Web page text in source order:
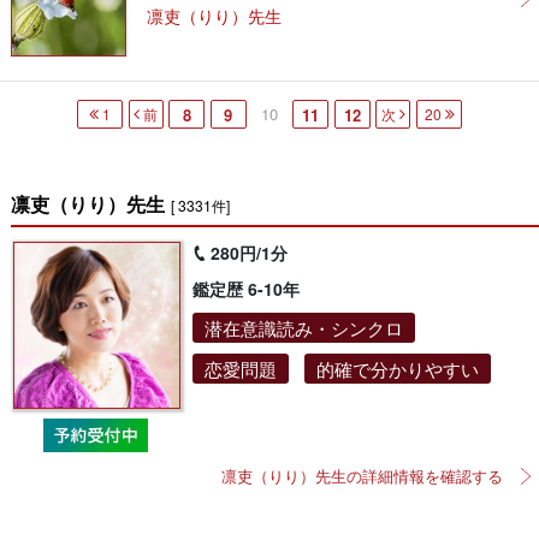
凛吏（りり）先生
1 前 8 9 10 11 12 次 20
凛吏（りり）先生 [ 3331件]
280円/1分
鑑定歴 6-10年
潜在意識読み・シンクロ
恋愛問題
的確で分かりやすい
凛吏（りり）先生の詳細情報を確認する